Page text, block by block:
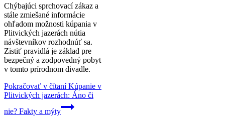
Chýbajúci sprchovací zákaz a
stále zmiešané informácie
ohľadom možnosti kúpania v
Plitvických jazerách nútia
návštevníkov rozhodnúť sa.
Zistiť pravidlá je základ pre
bezpečný a zodpovedný pobyt
v tomto prírodnom divadle.
Pokračovať v čítaníKúpanie v
Plitvických jazerách: Áno či
nie? Fakty a mýty